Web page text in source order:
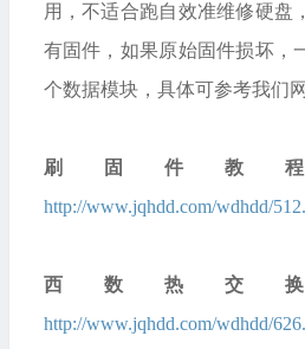
用，不适合跑自效准维修硬盘
有固件，如果原始固件损坏，
个数据模块，具体可参考我们
刷固件教
http://www.jqhdd.com/wdhdd/
西数热交
http://www.jqhdd.com/wdhdd/